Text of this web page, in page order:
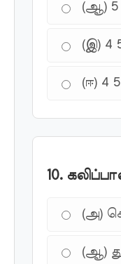
(ஆ) 5
(இ) 4
(ஈ) 4 5
10.
(அ)
(ஆ)